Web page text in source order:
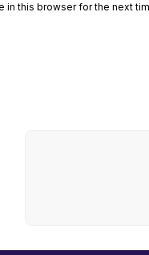
in this browser for the next